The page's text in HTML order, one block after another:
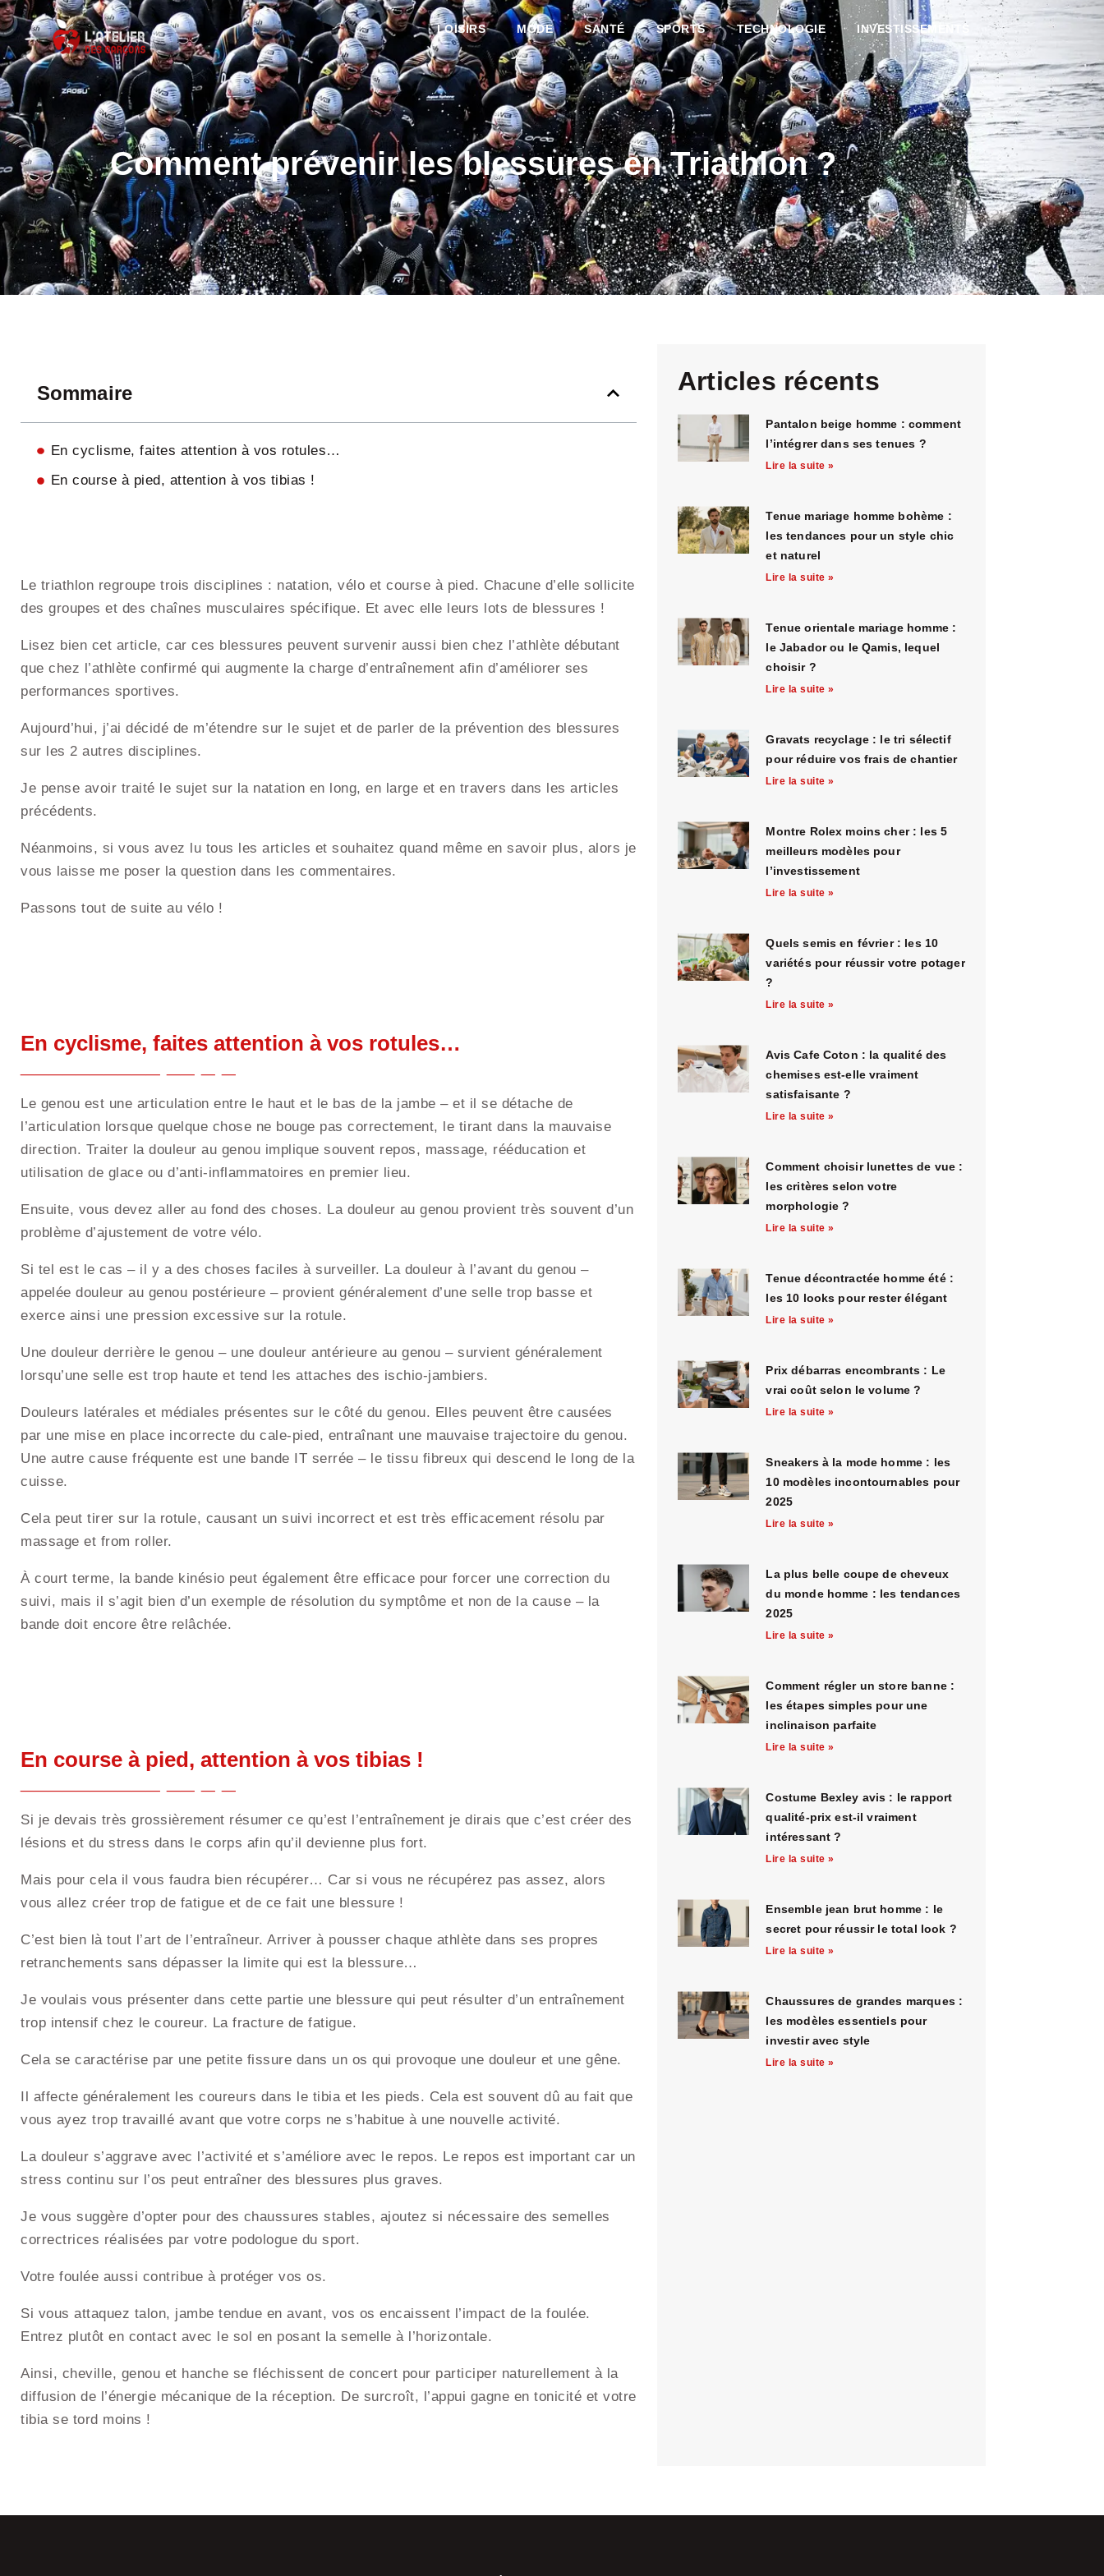
LOISIRS MODE SANTÉ SPORTS TECHNOLOGIE INVESTISSEMENTS
Comment prévenir les blessures en Triathlon ?
Sommaire
En cyclisme, faites attention à vos rotules…
En course à pied, attention à vos tibias !
Le triathlon regroupe trois disciplines : natation, vélo et course à pied. Chacune d’elle sollicite
des groupes et des chaînes musculaires spécifique. Et avec elle leurs lots de blessures !
Lisez bien cet article, car ces blessures peuvent survenir aussi bien chez l’athlète débutant
que chez l’athlète confirmé qui augmente la charge d’entraînement afin d’améliorer ses
performances sportives.
Aujourd’hui, j’ai décidé de m’étendre sur le sujet et de parler de la prévention des blessures
sur les 2 autres disciplines.
Je pense avoir traité le sujet sur la natation en long, en large et en travers dans les articles
précédents.
Néanmoins, si vous avez lu tous les articles et souhaitez quand même en savoir plus, alors je
vous laisse me poser la question dans les commentaires.
Passons tout de suite au vélo !
En cyclisme, faites attention à vos rotules…
Le genou est une articulation entre le haut et le bas de la jambe – et il se détache de
l’articulation lorsque quelque chose ne bouge pas correctement, le tirant dans la mauvaise
direction. Traiter la douleur au genou implique souvent repos, massage, rééducation et
utilisation de glace ou d’anti-inflammatoires en premier lieu.
Ensuite, vous devez aller au fond des choses. La douleur au genou provient très souvent d’un
problème d’ajustement de votre vélo.
Si tel est le cas – il y a des choses faciles à surveiller. La douleur à l’avant du genou –
appelée douleur au genou postérieure – provient généralement d’une selle trop basse et
exerce ainsi une pression excessive sur la rotule.
Une douleur derrière le genou – une douleur antérieure au genou – survient généralement
lorsqu’une selle est trop haute et tend les attaches des ischio-jambiers.
Douleurs latérales et médiales présentes sur le côté du genou. Elles peuvent être causées
par une mise en place incorrecte du cale-pied, entraînant une mauvaise trajectoire du genou.
Une autre cause fréquente est une bande IT serrée – le tissu fibreux qui descend le long de la
cuisse.
Cela peut tirer sur la rotule, causant un suivi incorrect et est très efficacement résolu par
massage et from roller.
À court terme, la bande kinésio peut également être efficace pour forcer une correction du
suivi, mais il s’agit bien d’un exemple de résolution du symptôme et non de la cause – la
bande doit encore être relâchée.
En course à pied, attention à vos tibias !
Si je devais très grossièrement résumer ce qu’est l’entraînement je dirais que c’est créer des
lésions et du stress dans le corps afin qu’il devienne plus fort.
Mais pour cela il vous faudra bien récupérer… Car si vous ne récupérez pas assez, alors
vous allez créer trop de fatigue et de ce fait une blessure !
C’est bien là tout l’art de l’entraîneur. Arriver à pousser chaque athlète dans ses propres
retranchements sans dépasser la limite qui est la blessure…
Je voulais vous présenter dans cette partie une blessure qui peut résulter d’un entraînement
trop intensif chez le coureur. La fracture de fatigue.
Cela se caractérise par une petite fissure dans un os qui provoque une douleur et une gêne.
Il affecte généralement les coureurs dans le tibia et les pieds. Cela est souvent dû au fait que
vous ayez trop travaillé avant que votre corps ne s’habitue à une nouvelle activité.
La douleur s’aggrave avec l’activité et s’améliore avec le repos. Le repos est important car un
stress continu sur l’os peut entraîner des blessures plus graves.
Je vous suggère d’opter pour des chaussures stables, ajoutez si nécessaire des semelles
correctrices réalisées par votre podologue du sport.
Votre foulée aussi contribue à protéger vos os.
Si vous attaquez talon, jambe tendue en avant, vos os encaissent l’impact de la foulée.
Entrez plutôt en contact avec le sol en posant la semelle à l’horizontale.
Ainsi, cheville, genou et hanche se fléchissent de concert pour participer naturellement à la
diffusion de l’énergie mécanique de la réception. De surcroît, l’appui gagne en tonicité et votre
tibia se tord moins !
Articles récents
Pantalon beige homme : comment
l’intégrer dans ses tenues ?
Lire la suite »
Tenue mariage homme bohème :
les tendances pour un style chic
et naturel
Lire la suite »
Tenue orientale mariage homme :
le Jabador ou le Qamis, lequel
choisir ?
Lire la suite »
Gravats recyclage : le tri sélectif
pour réduire vos frais de chantier
Lire la suite »
Montre Rolex moins cher : les 5
meilleurs modèles pour
l’investissement
Lire la suite »
Quels semis en février : les 10
variétés pour réussir votre potager
?
Lire la suite »
Avis Cafe Coton : la qualité des
chemises est-elle vraiment
satisfaisante ?
Lire la suite »
Comment choisir lunettes de vue :
les critères selon votre
morphologie ?
Lire la suite »
Tenue décontractée homme été :
les 10 looks pour rester élégant
Lire la suite »
Prix débarras encombrants : Le
vrai coût selon le volume ?
Lire la suite »
Sneakers à la mode homme : les
10 modèles incontournables pour
2025
Lire la suite »
La plus belle coupe de cheveux
du monde homme : les tendances
2025
Lire la suite »
Comment régler un store banne :
les étapes simples pour une
inclinaison parfaite
Lire la suite »
Costume Bexley avis : le rapport
qualité-prix est-il vraiment
intéressant ?
Lire la suite »
Ensemble jean brut homme : le
secret pour réussir le total look ?
Lire la suite »
Chaussures de grandes marques :
les modèles essentiels pour
investir avec style
Lire la suite »